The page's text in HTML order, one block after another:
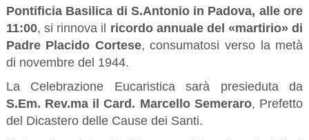
Pontificia Basilica di S.Antonio in Padova, alle ore
11:00, si rinnova il ricordo annuale del «martirio» di
Padre Placido Cortese, consumatosi verso la metà
di novembre del 1944.
La Celebrazione Eucaristica sarà presieduta da
S.Em. Rev.ma il Card. Marcello Semeraro, Prefetto
del Dicastero delle Cause dei Santi.